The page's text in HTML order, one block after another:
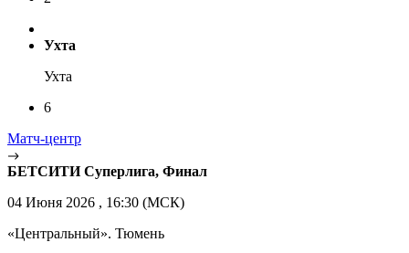
Ухта
Ухта
6
Матч-центр
БЕТСИТИ Суперлига, Финал
04 Июня 2026 , 16:30 (МСК)
«Центральный». Тюмень